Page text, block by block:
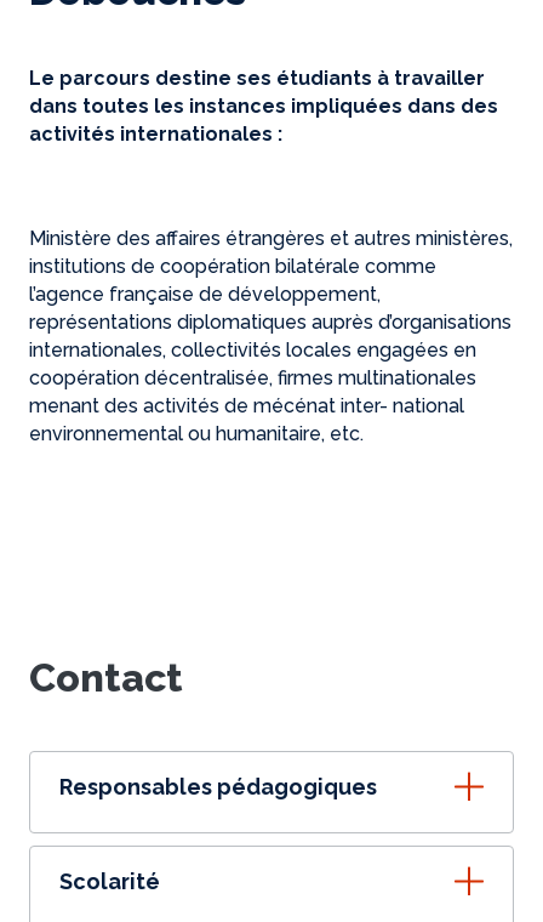
Le parcours destine ses étudiants à travailler
dans toutes les instances impliquées dans des
activités internationales :
Ministère des affaires étrangères et autres ministères,
institutions de coopération bilatérale comme
l’agence française de développement,
représentations diplomatiques auprès d’organisations
internationales, collectivités locales engagées en
coopération décentralisée, firmes multinationales
menant des activités de mécénat inter- national
environnemental ou humanitaire, etc.
Contact
Responsables pédagogiques
Scolarité